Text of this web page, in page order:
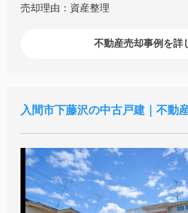
売却理由：資産整理
不動産売却事例を詳
入間市下藤沢の中古戸建｜不動